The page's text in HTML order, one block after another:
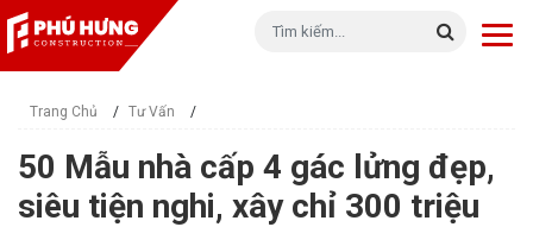
Trang Chủ / Tư Vấn /
50 Mẫu nhà cấp 4 gác lửng đẹp,
siêu tiện nghi, xây chỉ 300 triệu